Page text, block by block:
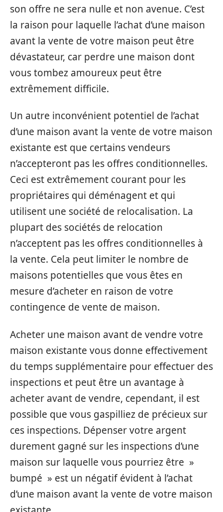
son offre ne sera nulle et non avenue. C’est
la raison pour laquelle l’achat d’une maison
avant la vente de votre maison peut être
dévastateur, car perdre une maison dont
vous tombez amoureux peut être
extrêmement difficile.
Un autre inconvénient potentiel de l’achat
d’une maison avant la vente de votre maison
existante est que certains vendeurs
n’accepteront pas les offres conditionnelles.
Ceci est extrêmement courant pour les
propriétaires qui déménagent et qui
utilisent une société de relocalisation. La
plupart des sociétés de relocation
n’acceptent pas les offres conditionnelles à
la vente. Cela peut limiter le nombre de
maisons potentielles que vous êtes en
mesure d’acheter en raison de votre
contingence de vente de maison.
Acheter une maison avant de vendre votre
maison existante vous donne effectivement
du temps supplémentaire pour effectuer des
inspections et peut être un avantage à
acheter avant de vendre, cependant, il est
possible que vous gaspilliez de précieux sur
ces inspections. Dépenser votre argent
durement gagné sur les inspections d’une
maison sur laquelle vous pourriez être »
bumpé » est un négatif évident à l’achat
d’une maison avant la vente de votre maison